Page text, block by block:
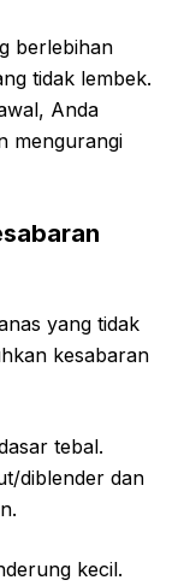
berlebihan
tidak lembek.
Anda
mengurangi
yang tidak
kesabaran
tebal.
diblender dan
kecil.